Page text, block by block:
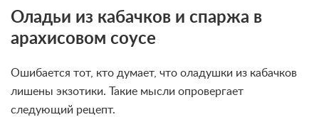
Оладьи из кабачков и спаржа в
арахисовом соусе
Ошибается тот, кто думает, что оладушки из кабачков
лишены экзотики. Такие мысли опровергает
следующий рецепт.